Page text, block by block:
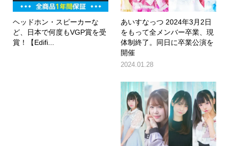
ヘッドホン・スピーカーな
ど、日本で何度もVGP賞を受
賞！【Edifi...
あいすなっつ 2024年3月2日
をもって全メンバー卒業、現
体制終了。同日に卒業公演を
開催
2024.01.28